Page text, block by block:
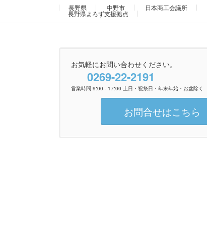
長野県 中野市 日本商工会議所
長野県よろず支援拠点
お気軽にお問い合わせください。
0269-22-2191
営業時間 9:00 - 17:00 土日・祝祭日・年末年始・お盆除く
お問合せはこちら